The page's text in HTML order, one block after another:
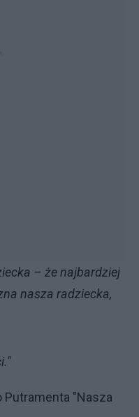
– że najbardziej
nasza radziecka,
"Nasza